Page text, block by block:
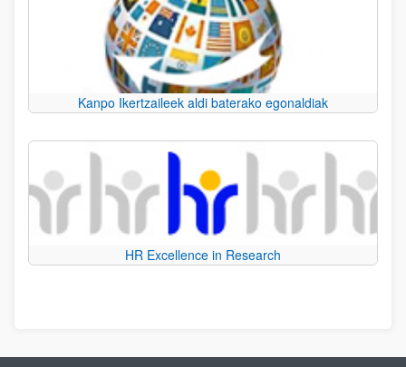
Kanpo Ikertzaileek aldi baterako egonaldiak
HR Excellence in Research